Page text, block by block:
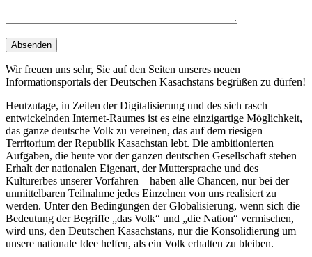
Wir freuen uns sehr, Sie auf den Seiten unseres neuen
Informationsportals der Deutschen Kasachstans begrüßen zu dürfen!
Heutzutage, in Zeiten der Digitalisierung und des sich rasch
entwickelnden Internet-Raumes ist es eine einzigartige Möglichkeit,
das ganze deutsche Volk zu vereinen, das auf dem riesigen
Territorium der Republik Kasachstan lebt. Die ambitionierten
Aufgaben, die heute vor der ganzen deutschen Gesellschaft stehen –
Erhalt der nationalen Eigenart, der Muttersprache und des
Kulturerbes unserer Vorfahren – haben alle Chancen, nur bei der
unmittelbaren Teilnahme jedes Einzelnen von uns realisiert zu
werden. Unter den Bedingungen der Globalisierung, wenn sich die
Bedeutung der Begriffe „das Volk“ und „die Nation“ vermischen,
wird uns, den Deutschen Kasachstans, nur die Konsolidierung um
unsere nationale Idee helfen, als ein Volk erhalten zu bleiben.